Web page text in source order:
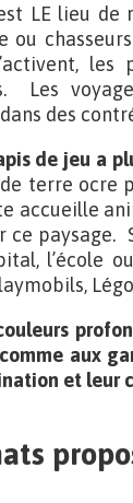
LE lieu de
ou
Les
des
de jeu a
terre ocre
accueille
ce paysage.
l’école
aux
et leur